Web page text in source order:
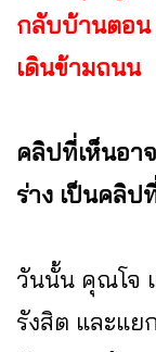
กลับบ้านตอน
เดินข้ามถนน
คลิปที่เห็นอา
ร่าง เป็นคลิ
วันนั้น คุณโจ
รังสิต และแ